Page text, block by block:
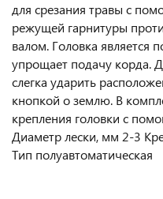
для срезания травы с
режущей гарнитуры
валом. Головка является
упрощает подачу корда.
слегка ударить
кнопкой о землю. В
крепления головки с
Диаметр лески, мм 2-3
Тип полуавтоматическая